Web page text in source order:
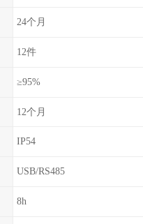
24个月
12件
≥95%
12个月
IP54
USB/RS485
8h